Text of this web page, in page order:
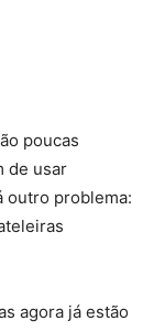
poucas
de usar
outro problema:
agora já estão